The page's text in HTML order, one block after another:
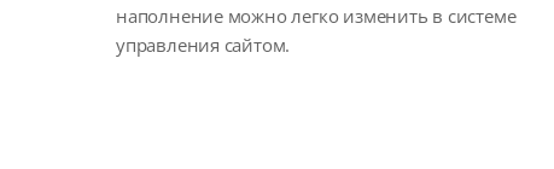
наполнение можно легко изменить в системе
управления сайтом.